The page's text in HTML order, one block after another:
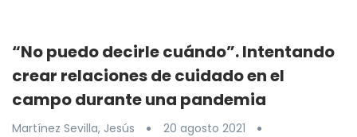
“No puedo decirle cuándo”. Intentando
crear relaciones de cuidado en el
campo durante una pandemia
Martínez Sevilla, Jesús
20 agosto 2021